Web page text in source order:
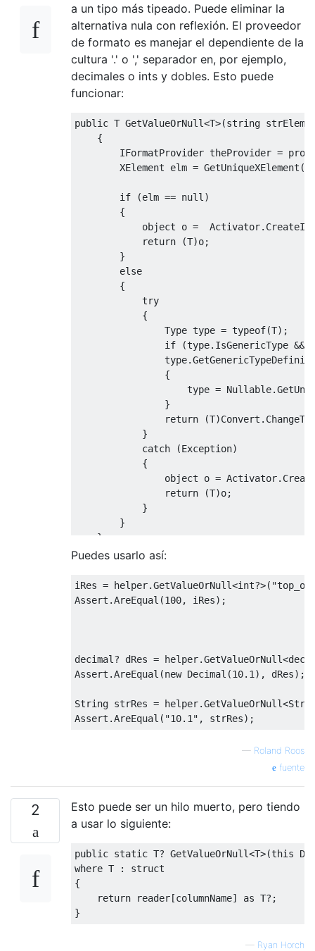
a un tipo más tipeado. Puede eliminar la
alternativa nula con reflexión. El proveedor
de formato es manejar el dependiente de la
cultura '.' o ',' separador en, por ejemplo,
decimales o ints y dobles. Esto puede
funcionar:
public T GetValueOrNull<T>(string
{
IFormatProvider theProvider =
XElement elm = GetUniqueXElement (
if (elm == null )
{
object o = Activator.
return
(T)o;
}
else
{
try
{
Type type = typeof(T);
if
(type. IsGenericType &&
                type
.
{
                    type
= Nullable.
}
return
(T)Convert .
}
catch
(Exception)
{
object o = Activator.
return
(T)o;
}
}
}
Puedes usarlo así:
iRes = helper.GetValueOrNull<int?>(
Assert .AreEqual (100, iRes);
decimal ? dRes = helper.GetValueOrNull<
Assert .AreEqual (new Decimal (10.1 ), dRes);
String strRes = helper.GetValueOrNull<
Assert .AreEqual ( "10.1" , strRes);
— Roland Roos
fuente
2
Esto puede ser un hilo muerto, pero tiendo
a usar lo siguiente:
public static T? GetValueOrNull<T>(this
where T :
struct
{
return reader[columnName] as T?;
}
— Ryan Horch